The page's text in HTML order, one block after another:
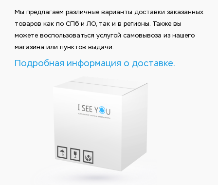
Мы предлагаем различные варианты доставки заказанных
товаров как по СПб и ЛО, так и в регионы. Также вы
можете воспользоваться услугой самовывоза из нашего
магазина или пунктов выдачи.
Подробная информация о доставке.